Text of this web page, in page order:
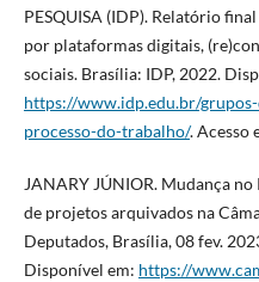
PESQUISA (IDP). Relatório
por plataformas digitais,
sociais. Brasília: IDP, 2022.
https://www.idp.edu.br/
processo-do-trabalho/. Acesso
JANARY JÚNIOR. Mudança
de projetos arquivados na
Deputados, Brasília, 08 fev.
Disponível em: https://